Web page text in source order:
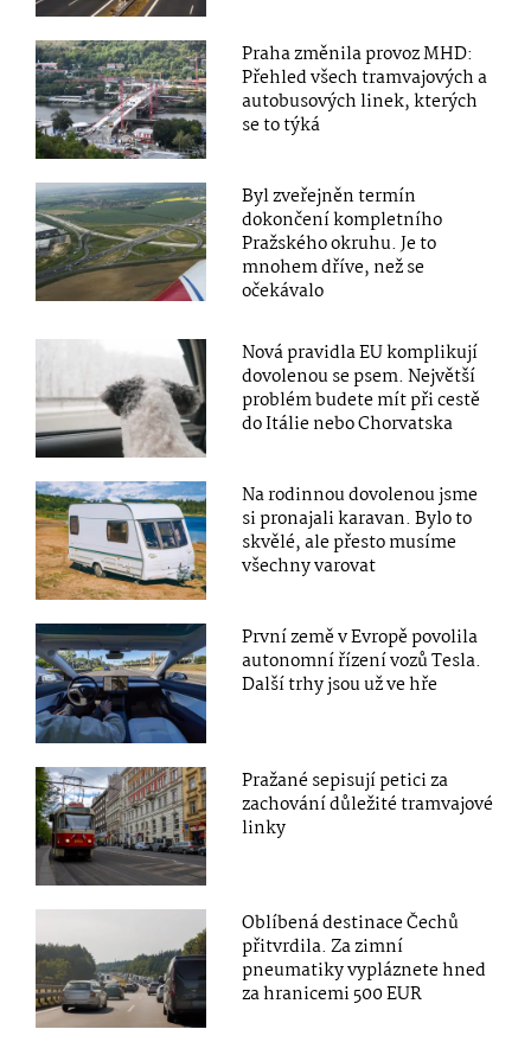
Praha změnila provoz MHD:
Přehled všech tramvajových a
autobusových linek, kterých
se to týká
Byl zveřejněn termín
dokončení kompletního
Pražského okruhu. Je to
mnohem dříve, než se
očekávalo
Nová pravidla EU komplikují
dovolenou se psem. Největší
problém budete mít při cestě
do Itálie nebo Chorvatska
Na rodinnou dovolenou jsme
si pronajali karavan. Bylo to
skvělé, ale přesto musíme
všechny varovat
První země v Evropě povolila
autonomní řízení vozů Tesla.
Další trhy jsou už ve hře
Pražané sepisují petici za
zachování důležité tramvajové
linky
Oblíbená destinace Čechů
přitvrdila. Za zimní
pneumatiky vypláznete hned
za hranicemi 500 EUR